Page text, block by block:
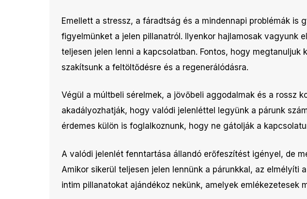
Emellett a stressz, a fáradtság és a mindennapi problémák is
figyelmünket a jelen pillanatról. Ilyenkor hajlamosak vagyunk
teljesen jelen lenni a kapcsolatban. Fontos, hogy megtanuljuk
szakítsunk a feltöltődésre és a regenerálódásra.
Végül a múltbeli sérelmek, a jövőbeli aggodalmak és a rossz
akadályozhatják, hogy valódi jelenléttel legyünk a párunk
érdemes külön is foglalkoznunk, hogy ne gátolják a
A valódi jelenlét fenntartása állandó erőfeszítést igényel, de
Amikor sikerül teljesen jelen lennünk a párunkkal, az elmélyíti
intim pillanatokat ajándékoz nekünk, amelyek emlékezetesek